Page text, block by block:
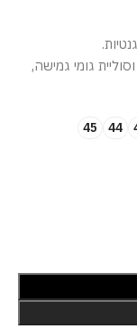
גומי גמישה,
44
45